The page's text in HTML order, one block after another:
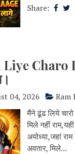
Share:
Charo
04, 2026
Ram
मैंने ढूंढ लिये चारो
मिले नहीं
अयोध्या,जहां
अवतार, मिले...